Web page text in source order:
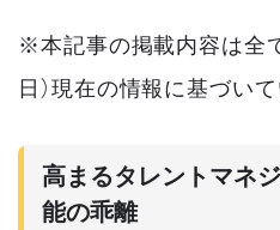
※本記事の掲載内容は全
日）現在の情報に基づいて
高まるタレントマネ
能の乖離